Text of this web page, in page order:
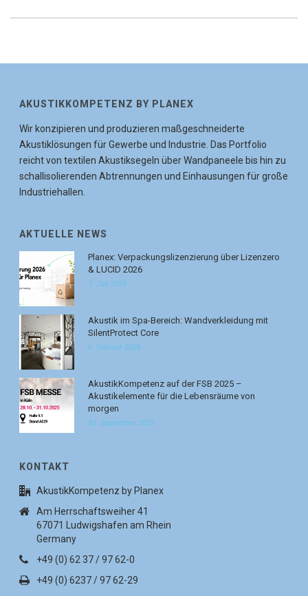
AKUSTIKKOMPETENZ BY PLANEX
Wir konzipieren und produzieren maßgeschneiderte
Akustiklösungen für Gewerbe und Industrie. Das Portfolio
reicht von textilen Akustiksegeln über Wandpaneele bis hin zu
schallisolierenden Abtrennungen und Einhausungen für große
Industriehallen.
AKTUELLE NEWS
Planex: Verpackungslizenzierung über Lizenzero
& LUCID 2026
7. Juli 2026
Akustik im Spa-Bereich: Wandverkleidung mit
SilentProtect Core
6. Februar 2026
AkustikKompetenz auf der FSB 2025 –
Akustikelemente für die Lebensräume von
morgen
30. September 2025
KONTAKT
AkustikKompetenz by Planex
Am Herrschaftsweiher 41
67071 Ludwigshafen am Rhein
Germany
+49 (0) 62 37 / 97 62-0
+49 (0) 6237 / 97 62-29